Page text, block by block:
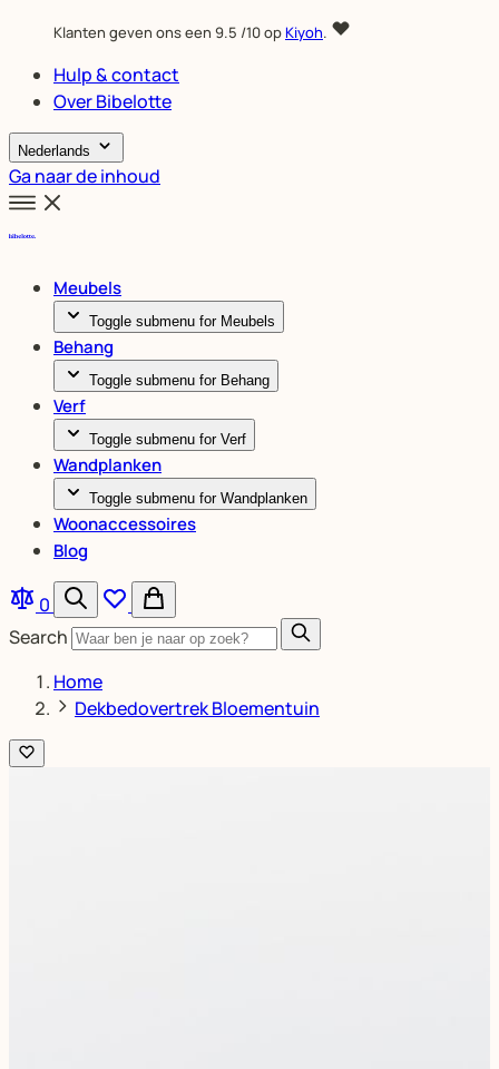
Klanten geven ons een 9.5 /10 opKiyoh.
Hulp & contact
Over Bibelotte
Nederlands
Ga naar de inhoud
Meubels
Toggle submenu for Meubels
Behang
Toggle submenu for Behang
Verf
Toggle submenu for Verf
Wandplanken
Toggle submenu for Wandplanken
Woonaccessoires
Blog
0
Search
Home
Dekbedovertrek Bloementuin